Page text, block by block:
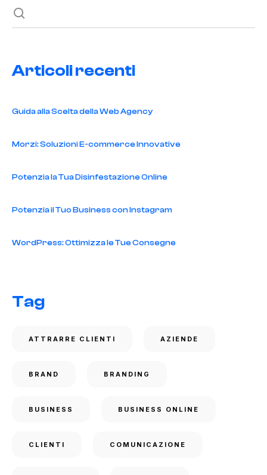
Articoli recenti
Guida alla Scelta della Web Agency
Morzi: Soluzioni E-commerce Innovative
Potenzia la Tua Disinfestazione Online
Potenzia il Tuo Business con Instagram
WordPress: Ottimizza le Tue Consegne
Tag
ATTRARRE CLIENTI AZIENDE
BRAND BRANDING
BUSINESS BUSINESS ONLINE
CLIENTI COMUNICAZIONE